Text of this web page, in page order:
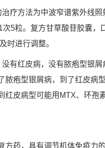
疗方法为中波窄谱紫外线
5粒。复方甘草酸苷胶囊
时进行调整。
有红皮病，没有脓疱型银
脓疱型银屑病，到了红皮病
皮病型可能用MTX、环孢
方药，具有调节机体免疫力